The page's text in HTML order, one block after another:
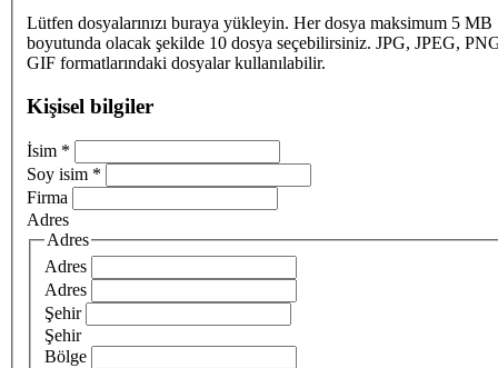
Lütfen dosyalarınızı buraya yükleyin. Her dosya maksimum 5 MB
boyutunda olacak şekilde 10 dosya seçebilirsiniz. JPG, JPEG,
GIF formatlarındaki dosyalar kullanılabilir.
Kişisel bilgiler
İsim *
Soy isim *
Firma
Adres
Adres
Adres
Adres
Şehir
Şehir
Bölge